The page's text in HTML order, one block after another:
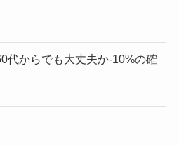
代からでも大丈夫か-10%の確